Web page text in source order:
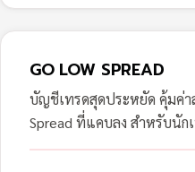
GO LOW SPREAD
บัญชีเทรดสุดประหยัด คุ้มค่
Spread ที่แคบลง สำหรับนัก